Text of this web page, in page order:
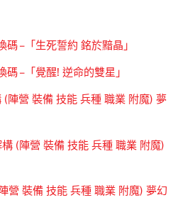
–「生死誓約 銘於黯晶」
–「覺醒! 逆命的雙星」
陣營 裝備 技能 兵種 職業 附魔) 夢
(陣營 裝備 技能 兵種 職業 附魔)
營 裝備 技能 兵種 職業 附魔) 夢幻